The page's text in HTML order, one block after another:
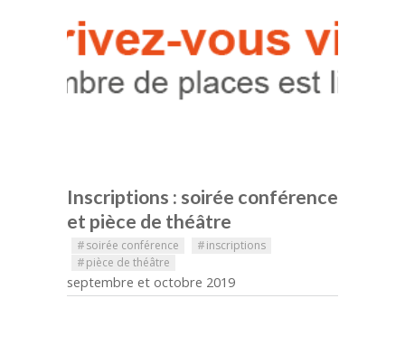
Inscriptions : soirée conférence
et pièce de théâtre
#soirée conférence #inscriptions
#pièce de théâtre
septembre et octobre 2019